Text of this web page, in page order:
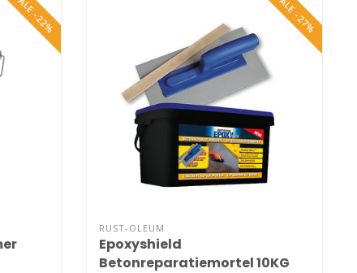
SALE -22% SALE -27%
RUST-OLEUM
Epoxyshield
Betonreparatiemortel 10KG